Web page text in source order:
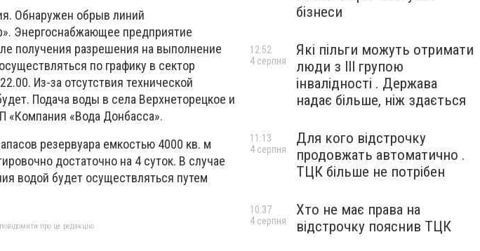
Обнаружен обрыв линий
Энергоснабжающее предприятие
получения разрешения на выполнение
по графику в сектор
Из-за отсутствия технической
Подача воды в села Верхнеторецкое и
«Компания «Вода Донбасса».
резервуара емкостью 4000 кв. м
достаточно на 4 суток. В случае
водой будет осуществляться путем
про це редакцію
бізнеси
Які пільги можуть отримати
люди з III групою
інвалідності . Держава
надає більше, ніж здається
12:52
4 серпня
Для кого відстрочку
продовжать автоматично .
ТЦК більше не потрібен
11:13
4 серпня
Хто не має права на
відстрочку пояснив ТЦК
10:37
4 серпня